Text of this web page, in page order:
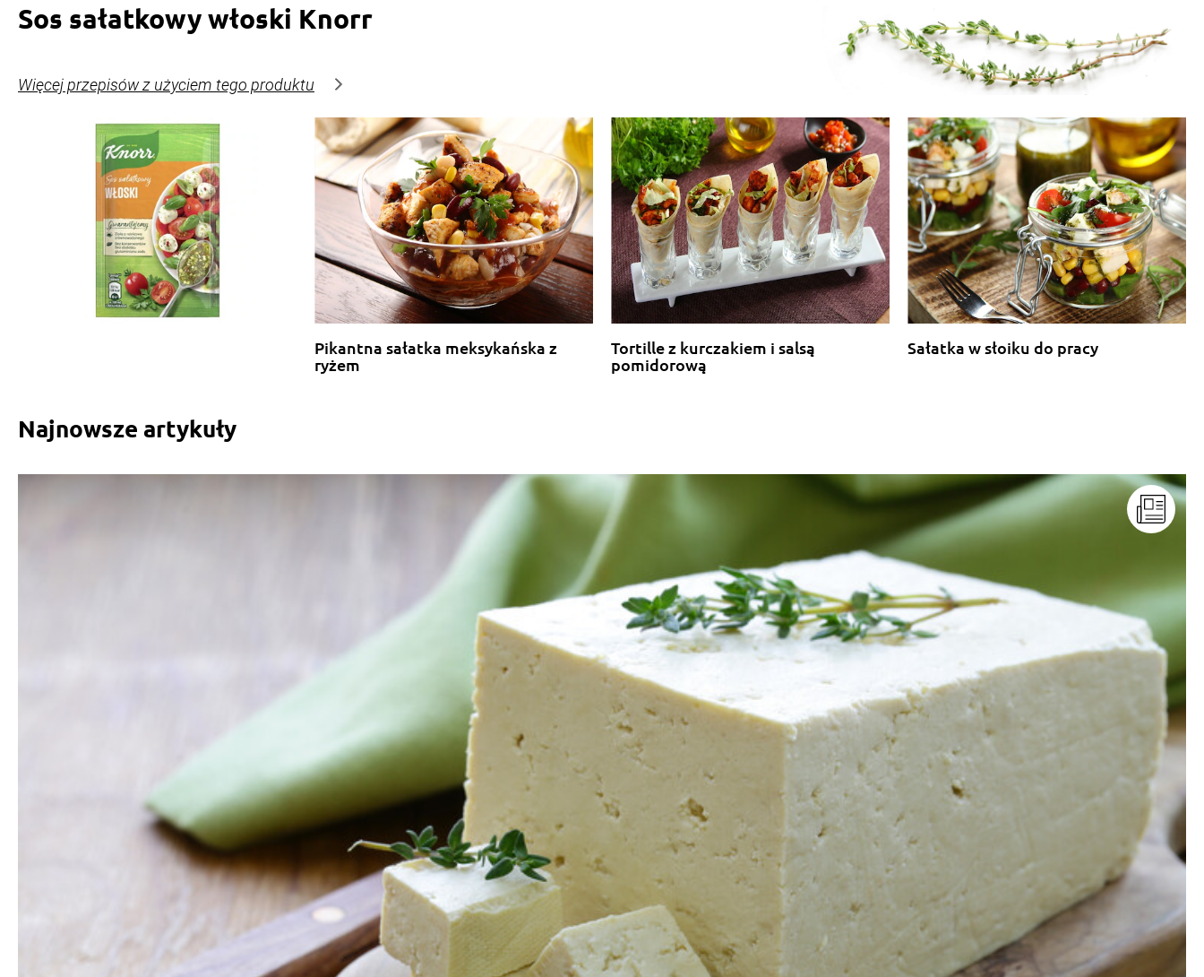
Sos sałatkowy włoski Knorr
Więcej przepisów z użyciem tego produktu
Pikantna sałatka meksykańska z
ryżem
Tortille z kurczakiem i salsą
pomidorową
Sałatka w słoiku do pracy
Najnowsze artykuły